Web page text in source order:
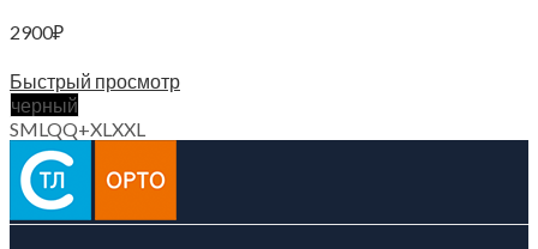
2900₽
Быстрый просмотр
черный
SMLQQ+XL XXL